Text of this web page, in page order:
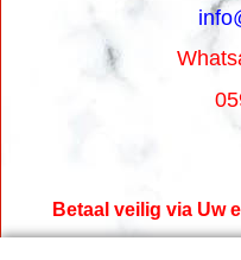
Betaal veilig via Uw